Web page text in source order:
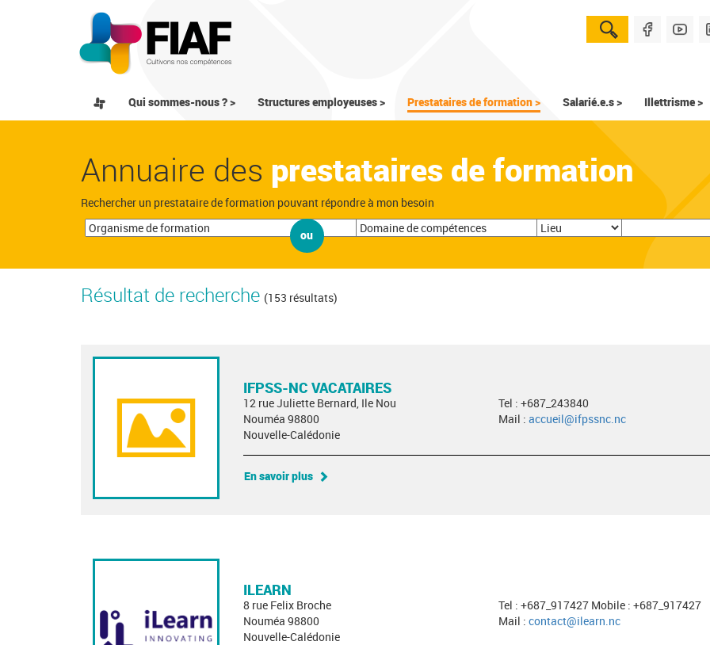
Qui sommes-nous ? > Structures employeuses > Prestataires de formation > Salarié.e.s > Illettrisme >
Annuaire des prestataires de formation
Rechercher un prestataire de formation pouvant répondre à mon besoin
ou
Résultat de recherche (153 résultats)
IFPSS-NC VACATAIRES
12 rue Juliette Bernard, Ile Nou
Nouméa 98800
Nouvelle-Calédonie
Tel : +687_243840
Mail : accueil@ifpssnc.nc
En savoir plus
ILEARN
8 rue Felix Broche
Nouméa 98800
Nouvelle-Calédonie
Tel : +687_917427 Mobile : +687_917427
Mail : contact@ilearn.nc